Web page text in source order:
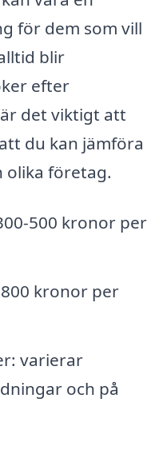
för dem som vill
blir
efter
det viktigt att
du kan jämföra
olika företag.
500 kronor per
kronor per
varierar
och på